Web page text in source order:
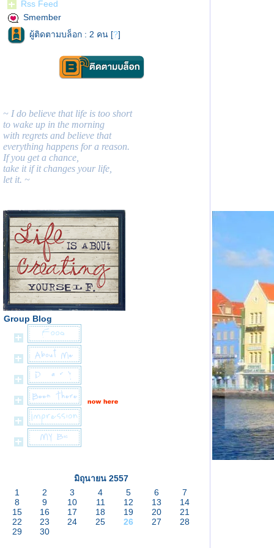
Rss Feed
Smember
ผู้ติดตามบล็อก : 2 คน [?]
~ I do believe that life is too short
to wake up in the morning
with regrets and believe that
everything happens for a reason.
If you get a chance,
take it if it changes your life,
let it. ~
Group Blog
มิถุนายน 2557
1
2 3 4 5 6
7
8
9 10 11 12 13
14
15
16 17 18 19 20
21
22
23 24 25 26 27
28
29
30